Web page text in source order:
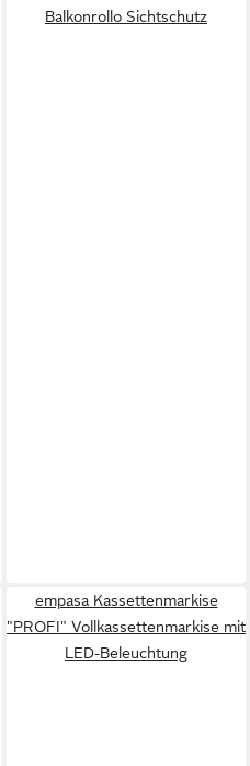
Balkonrollo Sichtschutz
empasa Kassettenmarkise
"PROFI" Vollkassettenmarkise mit
LED-Beleuchtung